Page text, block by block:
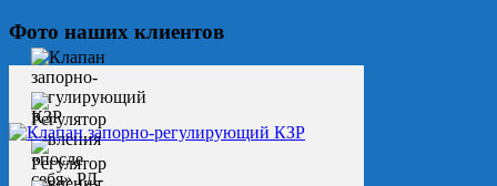
Фото наших клиентов